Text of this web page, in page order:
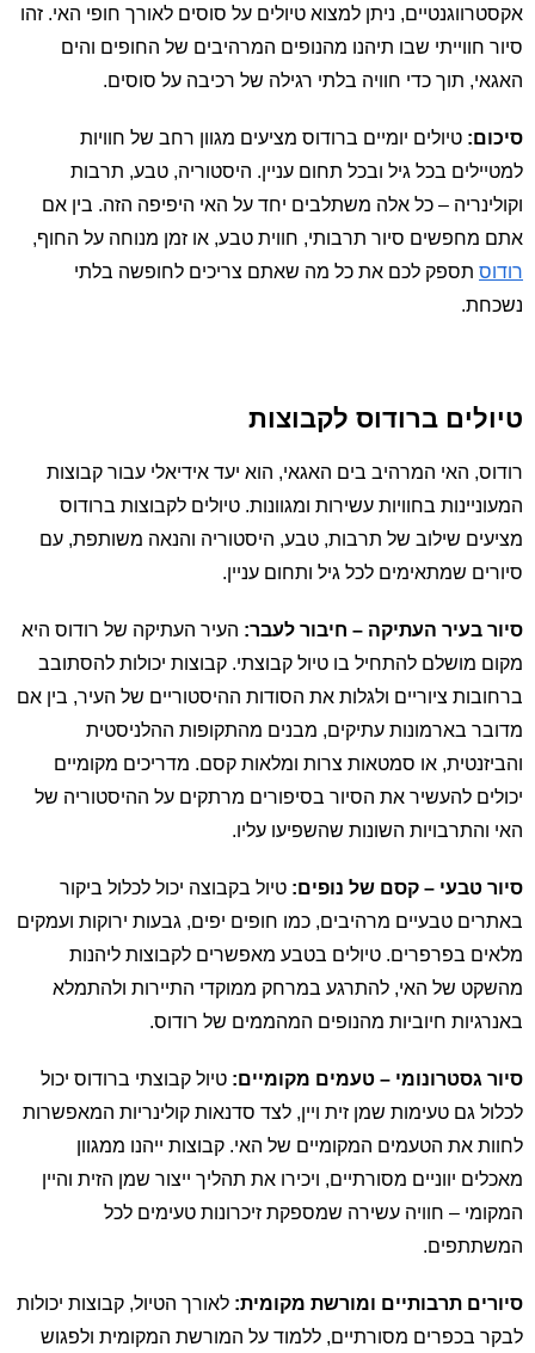
אקסטרווגנטיים, ניתן למצוא טיולים על סוסים לאורך חופי האי. זהו
סיור חווייתי שבו תיהנו מהנופים המרהיבים של החופים והים
האגאי, תוך כדי חוויה בלתי רגילה של רכיבה על סוסים.
סיכום: טיולים יומיים ברודוס מציעים מגוון רחב של חוויות
למטיילים בכל גיל ובכל תחום עניין. היסטוריה, טבע, תרבות
וקולינריה – כל אלה משתלבים יחד על האי היפיפה הזה. בין אם
אתם מחפשים סיור תרבותי, חווית טבע, או זמן מנוחה על החוף,
רודוס תספק לכם את כל מה שאתם צריכים לחופשה בלתי
נשכחת.
טיולים ברודוס לקבוצות
רודוס, האי המרהיב בים האגאי, הוא יעד אידיאלי עבור קבוצות
המעוניינות בחוויות עשירות ומגוונות. טיולים לקבוצות ברודוס
מציעים שילוב של תרבות, טבע, היסטוריה והנאה משותפת, עם
סיורים שמתאימים לכל גיל ותחום עניין.
סיור בעיר העתיקה – חיבור לעבר: העיר העתיקה של רודוס היא
מקום מושלם להתחיל בו טיול קבוצתי. קבוצות יכולות להסתובב
ברחובות ציוריים ולגלות את הסודות ההיסטוריים של העיר, בין אם
מדובר בארמונות עתיקים, מבנים מהתקופות ההלניסטית
והביזנטית, או סמטאות צרות ומלאות קסם. מדריכים מקומיים
יכולים להעשיר את הסיור בסיפורים מרתקים על ההיסטוריה של
האי והתרבויות השונות שהשפיעו עליו.
סיור טבעי – קסם של נופים: טיול בקבוצה יכול לכלול ביקור
באתרים טבעיים מרהיבים, כמו חופים יפים, גבעות ירוקות ועמקים
מלאים בפרפרים. טיולים בטבע מאפשרים לקבוצות ליהנות
מהשקט של האי, להתרגע במרחק ממוקדי התיירות ולהתמלא
באנרגיות חיוביות מהנופים המהממים של רודוס.
סיור גסטרונומי – טעמים מקומיים: טיול קבוצתי ברודוס יכול
לכלול גם טעימות שמן זית ויין, לצד סדנאות קולינריות המאפשרות
לחוות את הטעמים המקומיים של האי. קבוצות ייהנו ממגוון
מאכלים יווניים מסורתיים, ויכירו את תהליך ייצור שמן הזית והיין
המקומי – חוויה עשירה שמספקת זיכרונות טעימים לכל
המשתתפים.
סיורים תרבותיים ומורשת מקומית: לאורך הטיול, קבוצות יכולות
לבקר בכפרים מסורתיים, ללמוד על המורשת המקומית ולפגוש